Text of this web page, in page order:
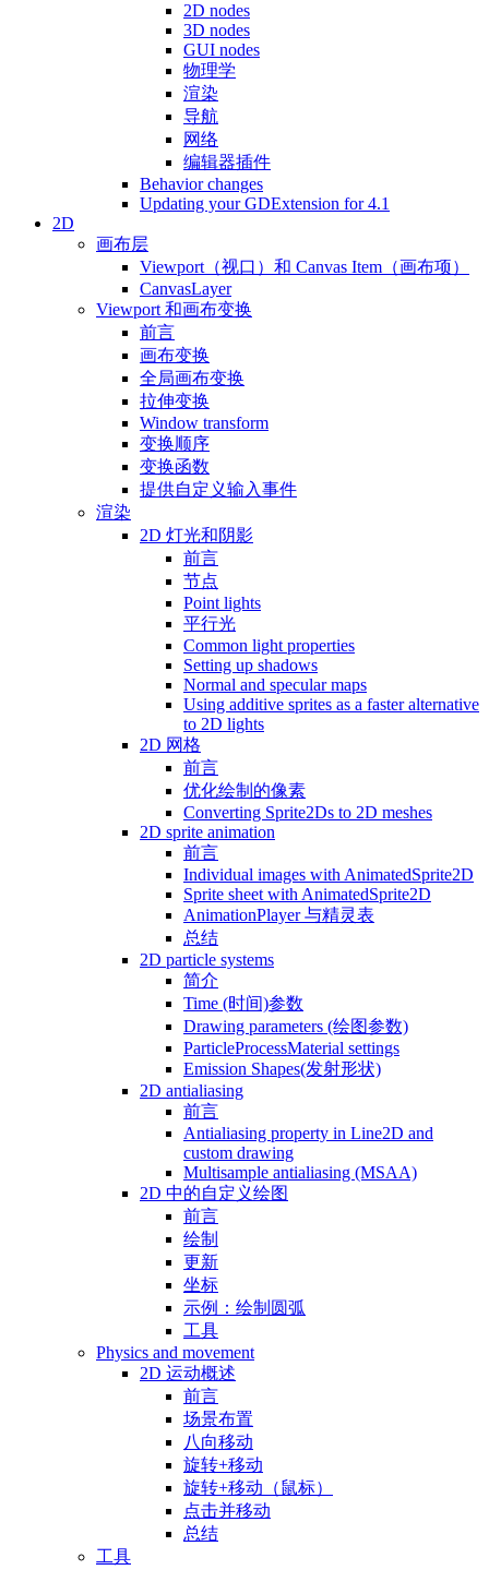
2D nodes
3D nodes
GUI nodes
物理学
渲染
导航
网络
编辑器插件
Behavior changes
Updating your GDExtension for 4.1
2D
画布层
Viewport（视口）和 Canvas Item（画布项）
CanvasLayer
Viewport 和画布变换
前言
画布变换
全局画布变换
拉伸变换
Window transform
变换顺序
变换函数
提供自定义输入事件
渲染
2D 灯光和阴影
前言
节点
Point lights
平行光
Common light properties
Setting up shadows
Normal and specular maps
Using additive sprites as a faster alternative
to 2D lights
2D 网格
前言
优化绘制的像素
Converting Sprite2Ds to 2D meshes
2D sprite animation
前言
Individual images with AnimatedSprite2D
Sprite sheet with AnimatedSprite2D
AnimationPlayer 与精灵表
总结
2D particle systems
简介
Time (时间)参数
Drawing parameters (绘图参数)
ParticleProcessMaterial settings
Emission Shapes(发射形状)
2D antialiasing
前言
Antialiasing property in Line2D and
custom drawing
Multisample antialiasing (MSAA)
2D 中的自定义绘图
前言
绘制
更新
坐标
示例：绘制圆弧
工具
Physics and movement
2D 运动概述
前言
场景布置
八向移动
旋转+移动
旋转+移动（鼠标）
点击并移动
总结
工具